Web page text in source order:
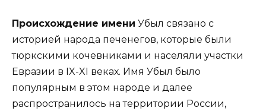
Происхождение имени Убыл связано с
историей народа печенегов, которые были
тюркскими кочевниками и населяли участки
Евразии в IX-XI веках. Имя Убыл было
популярным в этом народе и далее
распространилось на территории России,